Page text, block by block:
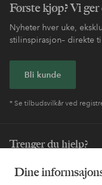
Dine
Første kjøp? Vi
Nyheter hver uke,
stilinspirasjon– direkte
Bli kunde
* Se tilbudsvilkår ved
Trenger du hjelp?
Du finner svar på de
også informasjon om